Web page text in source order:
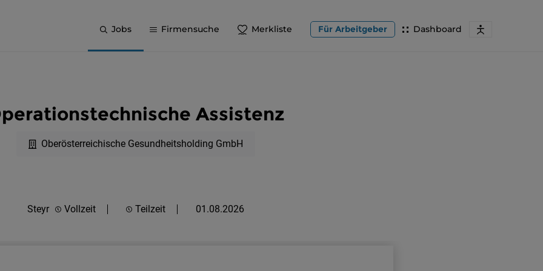
Jobs Firmensuche Merkliste Dashboard
Für Arbeitgeber
Assistenz
Oberösterreichische Gesundheitsholding GmbH
Steyr Vollzeit Teilzeit 01.08.2026